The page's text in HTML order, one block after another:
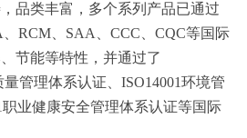
品类丰富，多个系列产品已通过
RCM、SAA、CCC、CQC等国际
节能等特性，并通过了
量管理体系认证、ISO14001环境管
业健康安全管理体系认证等国际